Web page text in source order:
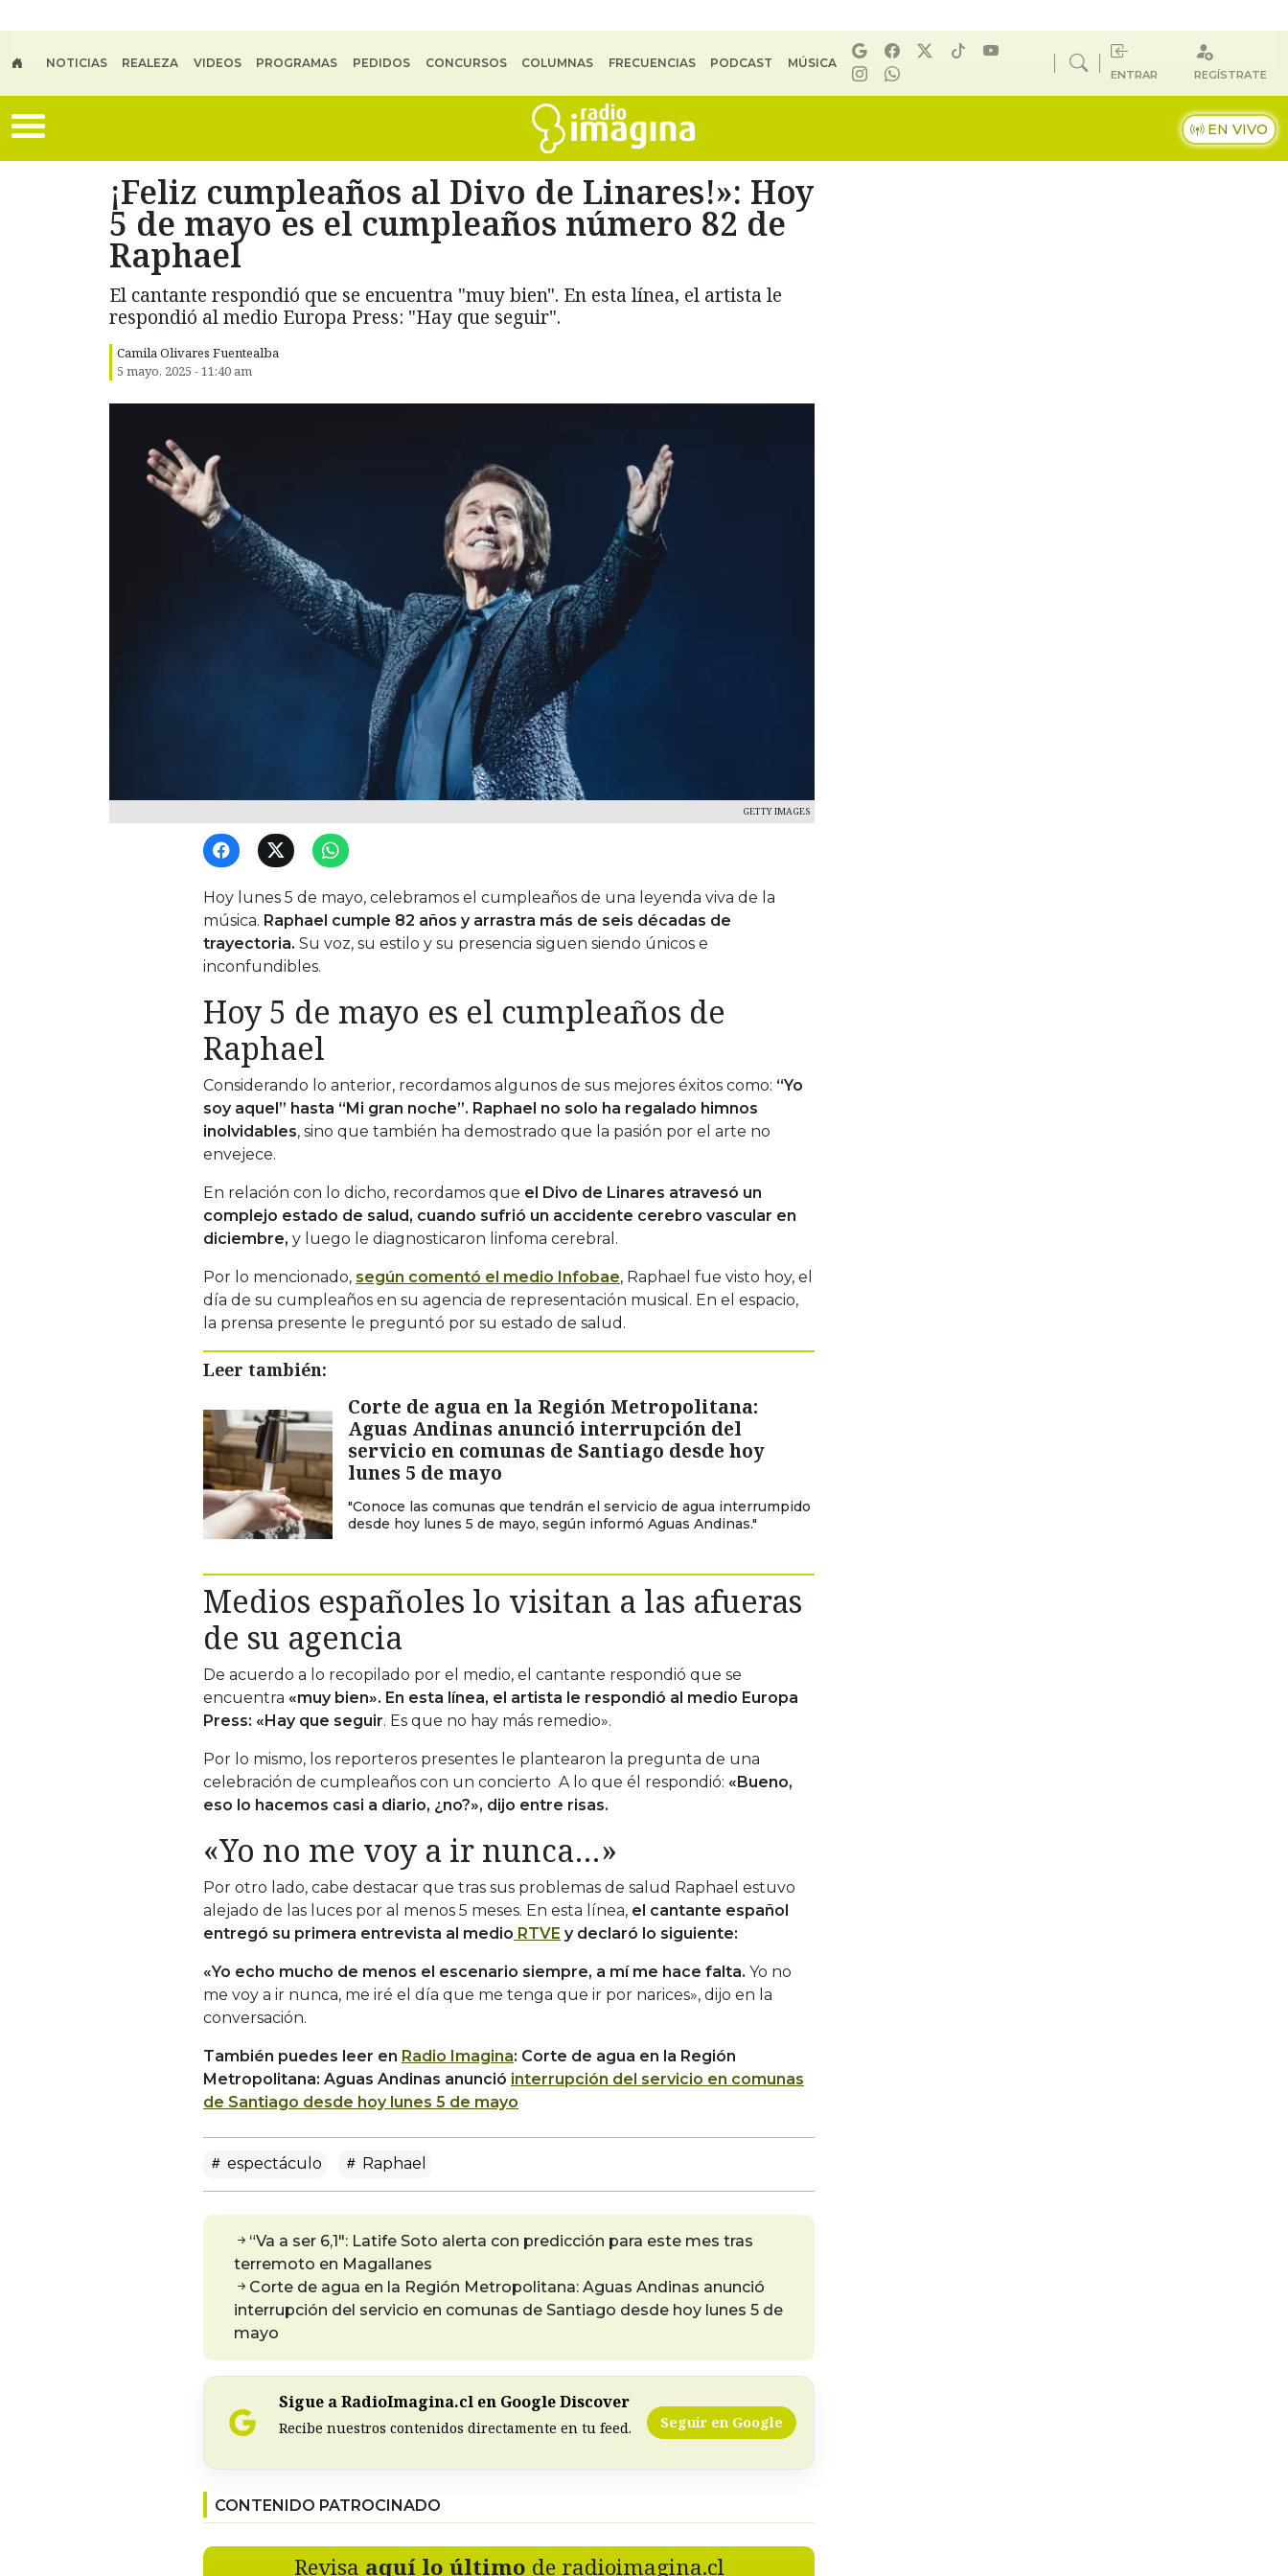
NOTICIAS REALEZA VIDEOS PROGRAMAS PEDIDOS CONCURSOS COLUMNAS FRECUENCIAS PODCAST MÚSICA
ENTRAR REGÍSTRATE
EN VIVO
¡Feliz cumpleaños al Divo de Linares!»: Hoy
5 de mayo es el cumpleaños número 82 de
Raphael
El cantante respondió que se encuentra "muy bien". En esta línea, el artista le
respondió al medio Europa Press: "Hay que seguir".
Camila Olivares Fuentealba
5 mayo, 2025 - 11:40 am
GETTY IMAGES
Hoy lunes 5 de mayo, celebramos el cumpleaños de una leyenda viva de la
música. Raphael cumple 82 años y arrastra más de seis décadas de
trayectoria. Su voz, su estilo y su presencia siguen siendo únicos e
inconfundibles.
Hoy 5 de mayo es el cumpleaños de
Raphael
Considerando lo anterior, recordamos algunos de sus mejores éxitos como: “Yo
soy aquel” hasta “Mi gran noche”. Raphael no solo ha regalado himnos
inolvidables, sino que también ha demostrado que la pasión por el arte no
envejece.
En relación con lo dicho, recordamos que el Divo de Linares atravesó un
complejo estado de salud, cuando sufrió un accidente cerebro vascular en
diciembre, y luego le diagnosticaron linfoma cerebral.
Por lo mencionado, según comentó el medio Infobae, Raphael fue visto hoy, el
día de su cumpleaños en su agencia de representación musical. En el espacio,
la prensa presente le preguntó por su estado de salud.
Leer también:
Corte de agua en la Región Metropolitana:
Aguas Andinas anunció interrupción del
servicio en comunas de Santiago desde hoy
lunes 5 de mayo
"Conoce las comunas que tendrán el servicio de agua interrumpido
desde hoy lunes 5 de mayo, según informó Aguas Andinas."
Medios españoles lo visitan a las afueras
de su agencia
De acuerdo a lo recopilado por el medio, el cantante respondió que se
encuentra «muy bien». En esta línea, el artista le respondió al medio Europa
Press: «Hay que seguir. Es que no hay más remedio».
Por lo mismo, los reporteros presentes le plantearon la pregunta de una
celebración de cumpleaños con un concierto A lo que él respondió: «Bueno,
eso lo hacemos casi a diario, ¿no?», dijo entre risas.
«Yo no me voy a ir nunca…»
Por otro lado, cabe destacar que tras sus problemas de salud Raphael estuvo
alejado de las luces por al menos 5 meses. En esta línea, el cantante español
entregó su primera entrevista al medio RTVE y declaró lo siguiente:
«Yo echo mucho de menos el escenario siempre, a mí me hace falta. Yo no
me voy a ir nunca, me iré el día que me tenga que ir por narices», dijo en la
conversación.
También puedes leer en Radio Imagina: Corte de agua en la Región
Metropolitana: Aguas Andinas anunció interrupción del servicio en comunas
de Santiago desde hoy lunes 5 de mayo
espectáculo Raphael
“Va a ser 6,1″: Latife Soto alerta con predicción para este mes tras
terremoto en Magallanes
Corte de agua en la Región Metropolitana: Aguas Andinas anunció
interrupción del servicio en comunas de Santiago desde hoy lunes 5 de
mayo
Sigue a RadioImagina.cl en Google Discover
Recibe nuestros contenidos directamente en tu feed. Seguir en Google
CONTENIDO PATROCINADO
Revisa aquí lo último de radioimagina.cl